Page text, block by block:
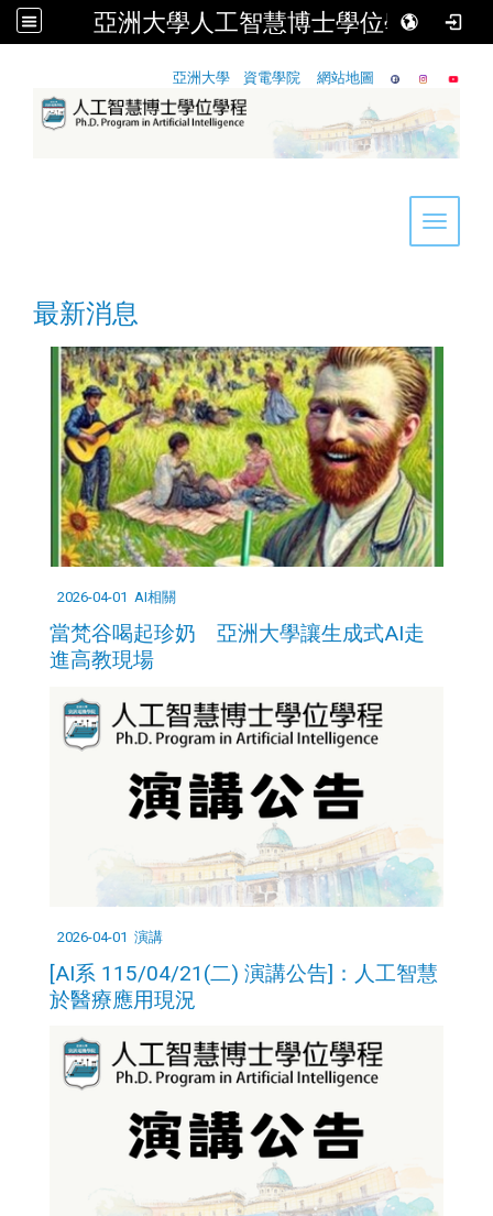
亞洲大學人工智慧博士學位學程
亞洲大學 資電學院 網站地圖
Toggle
最新消息
2026-04-01 AI相關
當梵谷喝起珍奶 亞洲大學讓生成式AI走
進高教現場
2026-04-01 演講
[AI系 115/04/21(二) 演講公告]：人工智慧
於醫療應用現況